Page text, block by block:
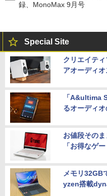
録、MonoMax 9月号
Special Site
クリエイテ
アオーディ
「A&ultima
るオーディ
お値段その
「お得なゲ
メモリ32GB
yzen搭載